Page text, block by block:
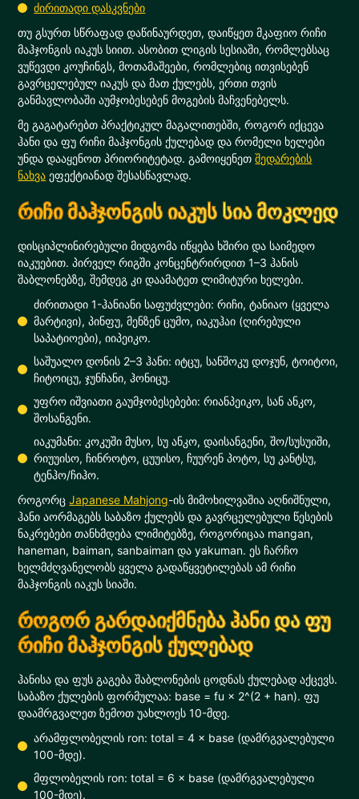
ძირითადი დასკვნები
თუ გსურთ სწრაფად დაწინაურდეთ, დაიწყეთ მკაფიო რიჩი
მაჰჯონგის იაკუს სიით. ასობით ლიგის სესიაში, რომლებსაც
ვუწევდი კოუჩინგს, მოთამაშეები, რომლებიც ითვისებენ
გავრცელებულ იაკუს და მათ ქულებს, ერთი თვის
განმავლობაში აუმჯობესებენ მოგების მაჩვენებელს.
მე გაგატარებთ პრაქტიკულ მაგალითებში, როგორ იქცევა
ჰანი და ფუ რიჩი მაჰჯონგის ქულებად და რომელი ხელები
უნდა დააყენოთ პრიორიტეტად. გამოიყენეთშედარების
ნახვა ეფექტიანად შესასწავლად.
რიჩი მაჰჯონგის იაკუს სია მოკლედ
დისციპლინირებული მიდგომა იწყება ხშირი და საიმედო
იაკუებით. პირველ რიგში კონცენტრირდით 1–3 ჰანის
შაბლონებზე, შემდეგ კი დაამატეთ ლიმიტური ხელები.
ძირითადი 1-ჰანიანი საფუძვლები: რიჩი, ტანიაო (ყველა
მარტივი), პინფუ, მენზენ ცუმო, იაკუჰაი (ღირებული
საპატიოები), იიპეიკო.
საშუალო დონის 2–3 ჰანი: იტცუ, სანშოკუ დოჯუნ, ტოიტოი,
ჩიტოიცუ, ჯუნჩანი, ჰონიცუ.
უფრო იშვიათი გაუმჯობესებები: რიანპეიკო, სან ანკო,
შოსანგენი.
იაკუმანი: კოკუში მუსო, სუ ანკო, დაისანგენი, შო/სუსუიში,
რიუუისო, ჩინროტო, ცუუისო, ჩუურენ პოტო, სუ კანტსუ,
ტენჰო/ჩიჰო.
როგორცJapanese Mahjong-ის მიმოხილვაშია აღნიშნული,
ჰანი აორმაგებს საბაზო ქულებს და გავრცელებული წესების
ნაკრებები თანხმდება ლიმიტებზე, როგორიცაა mangan,
haneman, baiman, sanbaiman და yakuman. ეს ჩარჩო
ხელმძღვანელობს ყველა გადაწყვეტილებას ამ რიჩი
მაჰჯონგის იაკუს სიაში.
როგორ გარდაიქმნება ჰანი და ფუ
რიჩი მაჰჯონგის ქულებად
ჰანისა და ფუს გაგება შაბლონების ცოდნას ქულებად აქცევს.
საბაზო ქულების ფორმულაა: base = fu × 2^(2 + han). ფუ
დაამრგვალეთ ზემოთ უახლოეს 10-მდე.
არამფლობელის ron: total = 4 × base (დამრგვალებული
100-მდე).
მფლობელის ron: total = 6 × base (დამრგვალებული
100-მდე).